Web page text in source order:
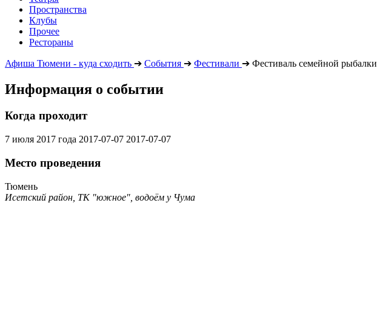
Пространства
Клубы
Прочее
Рестораны
Афиша Тюмени - куда сходить ➔ События ➔ Фестивали ➔ Фестиваль семейной рыбалки
Информация о событии
Когда проходит
7 июля 2017 года 2017-07-07 2017-07-07
Место проведения
Тюмень
Исетский район, ТК "южное", водоём у Чума